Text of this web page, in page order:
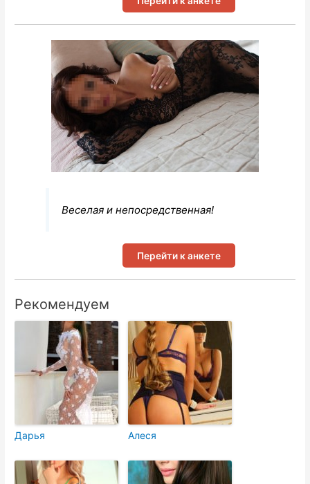
Веселая и непосредственная!
Перейти к анкете
Рекомендуем
Дарья Алеся